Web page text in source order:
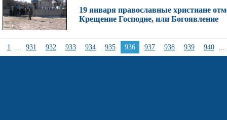
19 января православные христиане
Крещение Господне, или Богоявление
1 ... 931 932 933 934 935 936 937 938 939 940 ...